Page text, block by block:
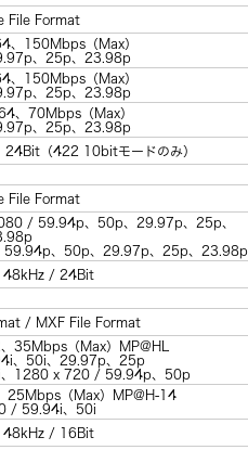
File Format
、150Mbps（Max）
、25p、23.98p
、150Mbps（Max）
、25p、23.98p
、70Mbps（Max）
、25p、23.98p
（422 10bitモードのみ）
File Format
/ 59.94p、50p、29.97p、25p、
、50p、29.97p、25p、23.98p
48kHz / 24Bit
/ MXF File Format
35Mbps（Max）MP@HL
、50i、29.97p、25p
1280 x 720 / 59.94p、50p
25Mbps（Max）MP@H-14
/ 59.94i、50i
48kHz / 16Bit